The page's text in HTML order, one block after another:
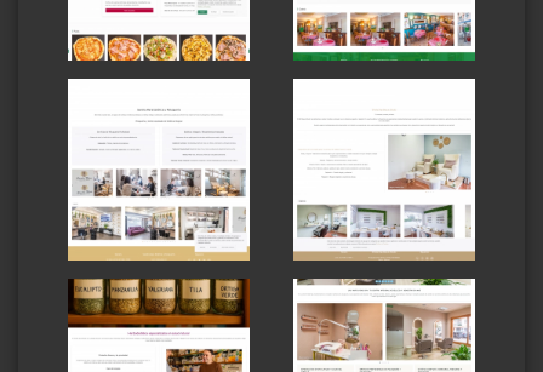
Estética y
Peluquería
Studio
Tot Bio
Lou Hair & Head
Spa